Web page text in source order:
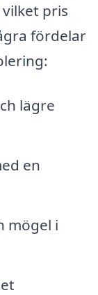
pris
fördelar
lägre
en
mögel i